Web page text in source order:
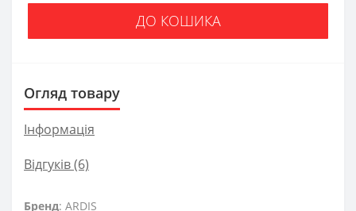
ДО КОШИКА
Огляд товару
Інформація
Відгуків (6)
Бренд: ARDIS